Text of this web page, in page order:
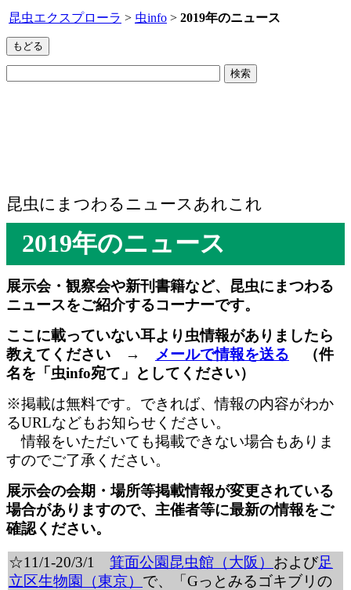
昆虫エクスプローラ > 虫info > 2019年のニュース
昆虫にまつわるニュースあれこれ
2019年のニュース
展示会・観察会や新刊書籍など、昆虫にまつわる
ニュースをご紹介するコーナーです。
ここに載っていない耳より虫情報がありましたら
教えてください →
メールで情報を送る （件
名を「虫info宛て」としてください）
※掲載は無料です。できれば、情報の内容がわか
るURLなどもお知らせください。
情報をいただいても掲載できない場合もありま
すのでご了承ください。
展示会の会期・場所等掲載情報が変更されている
場合がありますので、主催者等に最新の情報をご
確認ください。
☆11/1-20/3/1 箕面公園昆虫館（大阪） および足
立区生物園（東京） で、「Gっとみるゴキブリの